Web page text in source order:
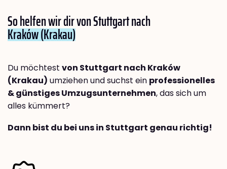
So helfen wir dir von Stuttgart nach
Kraków (Krakau)
Du möchtest von Stuttgart nach Kraków
(Krakau) umziehen und suchst ein professionelles
& günstiges Umzugsunternehmen, das sich um
alles kümmert?
Dann bist du bei uns in Stuttgart genau richtig!